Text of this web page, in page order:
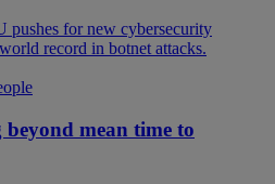
pushes for new cybersecurity
record in botnet attacks.
mean time to